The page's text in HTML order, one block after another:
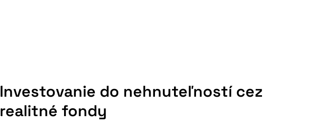
Investovanie do nehnuteľností cez
realitné fondy